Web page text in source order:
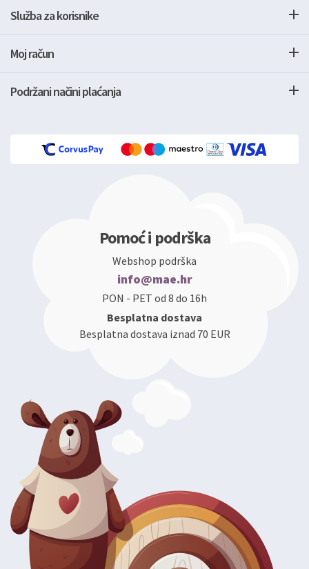
Služba za korisnike
Moj račun
Podržani načini plaćanja
Pomoć i podrška
Webshop podrška
info@mae.hr
PON - PET od 8 do 16h
Besplatna dostava
Besplatna dostava iznad 70 EUR